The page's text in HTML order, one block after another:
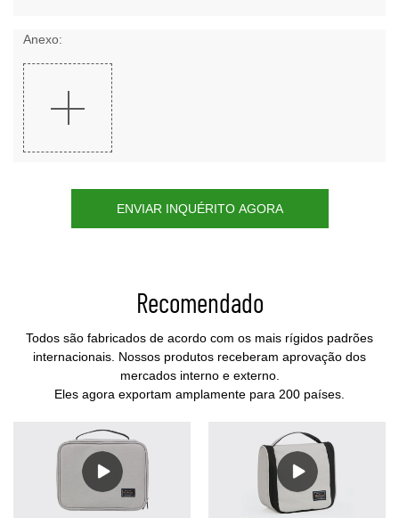
Anexo:
ENVIAR INQUÉRITO AGORA
Recomendado
Todos são fabricados de acordo com os mais rígidos padrões
internacionais. Nossos produtos receberam aprovação dos
mercados interno e externo.
Eles agora exportam amplamente para 200 países.